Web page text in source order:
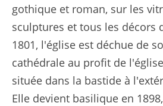
gothique et roman, sur les
sculptures et tous les décors
1801, l'église est déchue de
cathédrale au profit de
située dans la bastide à
Elle devient basilique en